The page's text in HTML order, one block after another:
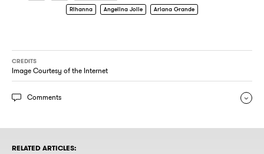
Rihanna
Angelina Jolie Ariana Grande
CREDITS
Image Courtesy of the Internet
Comments
RELATED ARTICLES: